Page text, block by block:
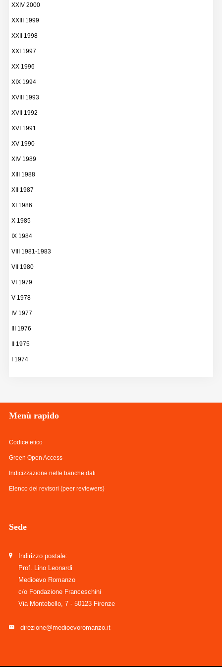
XXIV 2000
XXIII 1999
XXII 1998
XXI 1997
XX 1996
XIX 1994
XVIII 1993
XVII 1992
XVI 1991
XV 1990
XIV 1989
XIII 1988
XII 1987
XI 1986
X 1985
IX 1984
VIII 1981-1983
VII 1980
VI 1979
V 1978
IV 1977
III 1976
II 1975
I 1974
Menù rapido
Codice etico
Green Open Access
Indicizzazione nelle banche dati
Elenco dei revisori (peer reviewers)
Sede
Indirizzo postale:
Prof. Lino Leonardi
Medioevo Romanzo
c/o Fondazione Franceschini
Via Montebello, 7 - 50123 Firenze
direzione@medioevoromanzo.it